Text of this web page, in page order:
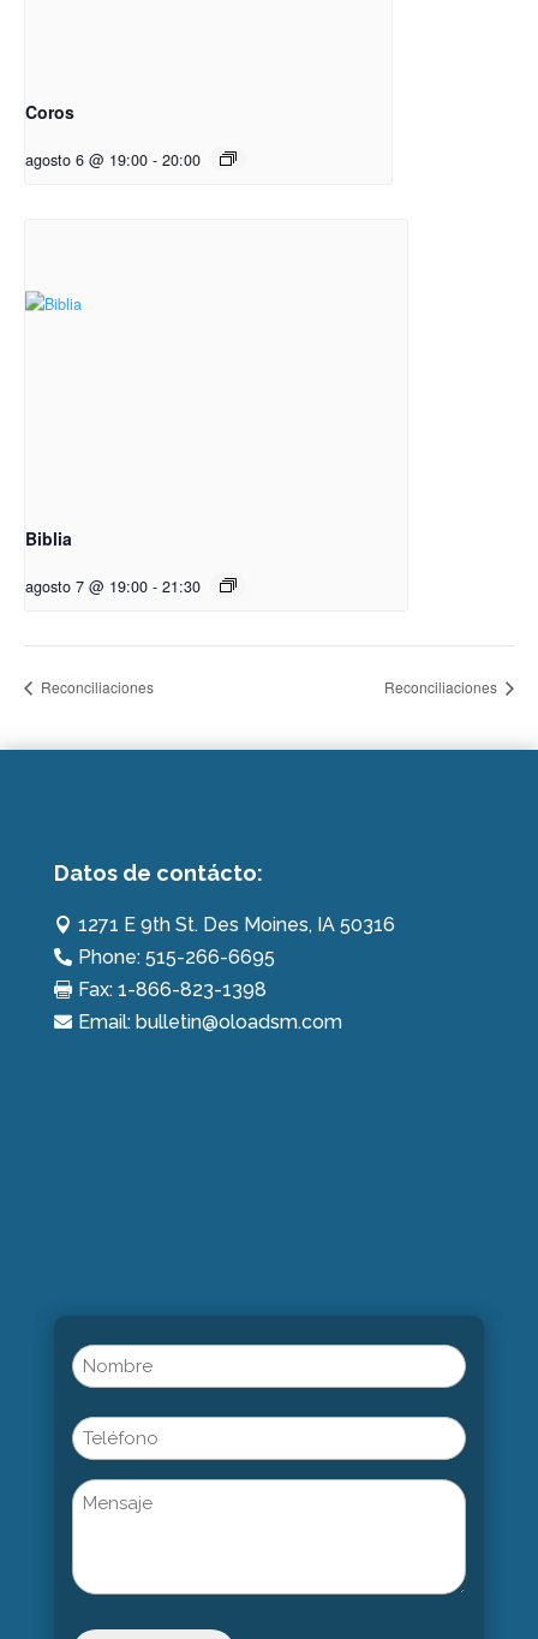
Coros
agosto 6 @ 19:00 - 20:00
Biblia
agosto 7 @ 19:00 - 21:30
Reconciliaciones Reconciliaciones
Datos de contácto:
 1271 E 9th St. Des Moines, IA 50316
 Phone: 515-266-6695
 Fax: 1-866-823-1398
 Email: bulletin@oloadsm.com
Name
(Obligatorio)
Phone
Untitled